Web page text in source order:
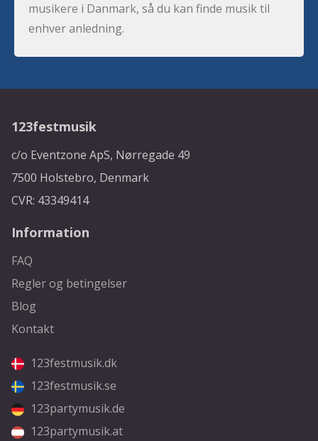
musikere i Danmark, så du kan finde musik til
enhver anledning.
123festmusik
c/o Eventzone ApS, Nørregade 49
7500 Holstebro, Denmark
CVR: 43349414
Information
FAQ
Regler og betingelser
Blog
Kontakt
123festmusik.dk
123festmusik.se
123partymusik.de
123partymusik.at